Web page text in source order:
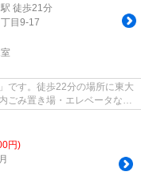
駅 徒歩21分
丁目9-17
です。徒歩22分の場所に東大
ごみ置き場・エレベータなど
円)